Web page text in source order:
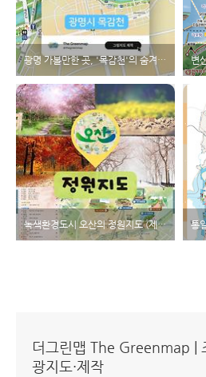
광명 가볼만한 곳, '목감천'의 숨겨진 매력을 일러스트 지도로 한눈에!
녹색환경도시 오산의 정원지도 (제작 : 더 그린맵)
더그린맵 The Greenmap |
광지도·제작